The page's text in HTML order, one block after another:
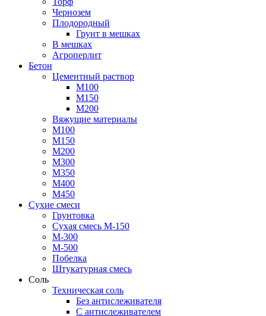
Чернозем
Плодородный
Грунт в мешках
В мешках
Агроперлит
Бетон
Цементный раствор
М100
М150
М200
Вяжущие материалы
М100
М150
М200
М300
М350
М400
М450
Сухие смеси
Грунтовка
Сухая смесь М-150
М-300
М-500
Побелка
Штукатурная смесь
Соль
Техническая соль
Без антислеживателя
С антислеживателем